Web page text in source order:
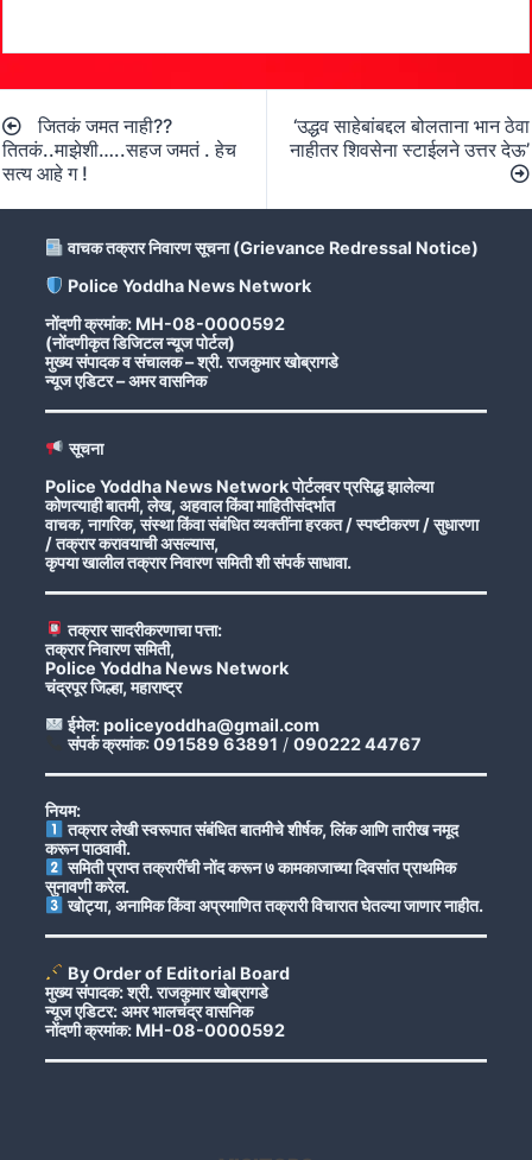
navigation
जितकं जमत नाही??
तितकं..माझेशी…..सहज जमतं . हेच
सत्य आहे ग !
‘उद्धव साहेबांबद्दल बोलताना भान ठेवा
नाहीतर शिवसेना स्टाईलने उत्तर देऊ’
वाचक तक्रार निवारण सूचना (Grievance Redressal Notice)
Police Yoddha News Network
नोंदणी क्रमांक: MH-08-0000592
(नोंदणीकृत डिजिटल न्यूज पोर्टल)
मुख्य संपादक व संचालक – श्री. राजकुमार खोब्रागडे
न्यूज एडिटर – अमर वासनिक
सूचना
Police Yoddha News Network पोर्टलवर प्रसिद्ध झालेल्या
कोणत्याही बातमी, लेख, अहवाल किंवा माहितीसंदर्भात
वाचक, नागरिक, संस्था किंवा संबंधित व्यक्तींना हरकत / स्पष्टीकरण / सुधारणा
/ तक्रार करावयाची असल्यास,
कृपया खालील तक्रार निवारण समिती शी संपर्क साधावा.
तक्रार सादरीकरणाचा पत्ता:
तक्रार निवारण समिती,
Police Yoddha News Network
चंद्रपूर जिल्हा, महाराष्ट्र
ईमेल: policeyoddha@gmail.com
संपर्क क्रमांक: 091589 63891 / 090222 44767
नियम:
तक्रार लेखी स्वरूपात संबंधित बातमीचे शीर्षक, लिंक आणि तारीख नमूद
करून पाठवावी.
समिती प्राप्त तक्रारींची नोंद करून ७ कामकाजाच्या दिवसांत प्राथमिक
सुनावणी करेल.
खोट्या, अनामिक किंवा अप्रमाणित तक्रारी विचारात घेतल्या जाणार नाहीत.
By Order of Editorial Board
मुख्य संपादक: श्री. राजकुमार खोब्रागडे
न्यूज एडिटर: अमर भालचंद्र वासनिक
नोंदणी क्रमांक: MH-08-0000592